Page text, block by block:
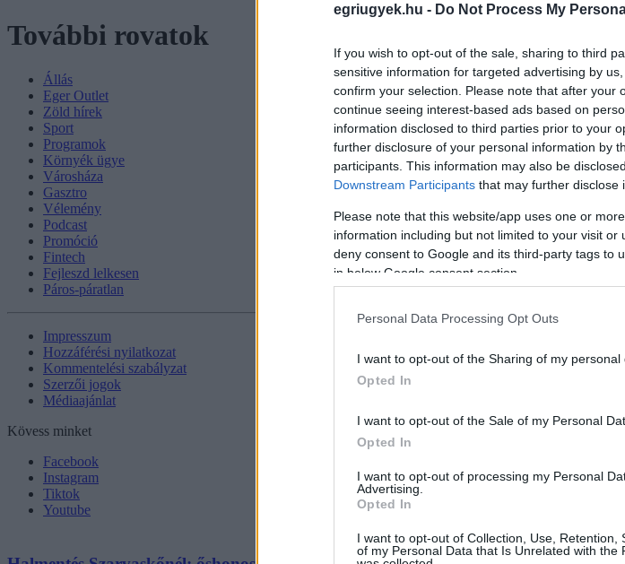
egriugyek.hu - Do Not Process My
If you wish to opt-out of the sale, sharing to third
sensitive information for targeted advertising by
confirm your selection. Please note that after your
continue seeing interest-based ads based on
information disclosed to third parties prior to your
further disclosure of your personal information by
participants. This information may also be
Downstream Participants that may further disclose
Please note that this website/app uses one or
information including but not limited to your visit
deny consent to Google and its third-party tags to
in below Google consent section.
Personal Data Processing Opt Outs
I want to opt-out of the Sharing of my personal
Opted In
I want to opt-out of the Sale of my Personal
Opted In
I want to opt-out of processing my Personal
Advertising.
Opted In
I want to opt-out of Collection, Use, Retention,
of my Personal Data that Is Unrelated with the
További rovatok
Állás
Eger Outlet
Zöld hírek
Sport
Programok
Környék ügye
Városháza
Gasztro
Vélemény
Podcast
Promóció
Fintech
Fejleszd lelkesen
Páros-páratlan
Impresszum
Hozzáférési nyilatkozat
Kommentelési szabályzat
Szerzői jogok
Médiaajánlat
Kövess minket
Facebook
Instagram
Tiktok
Youtube